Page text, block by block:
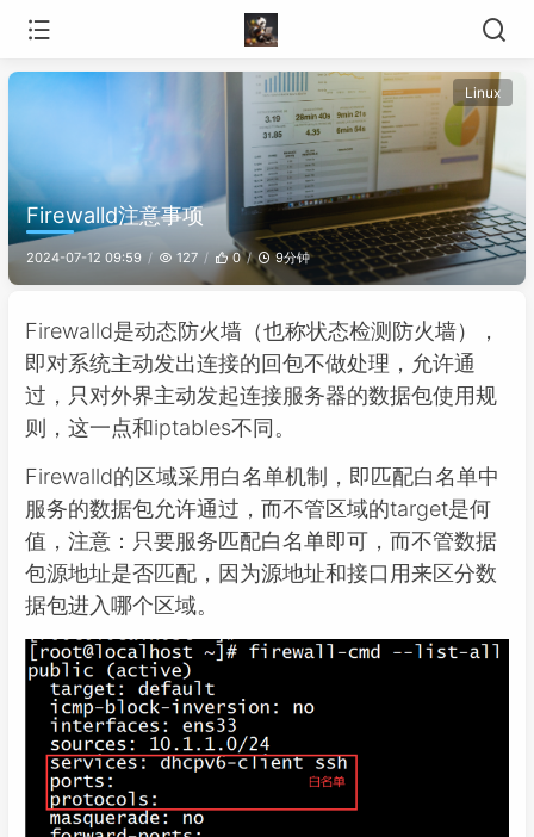
Linux
Firewalld注意事项
2024-07-12 09:59 127 0 9分钟
Firewalld是动态防火墙（也称状态检测防火墙），
即对系统主动发出连接的回包不做处理，允许通
过，只对外界主动发起连接服务器的数据包使用规
则，这一点和iptables不同。
Firewalld的区域采用白名单机制，即匹配白名单中
服务的数据包允许通过，而不管区域的target是何
值，注意：只要服务匹配白名单即可，而不管数据
包源地址是否匹配，因为源地址和接口用来区分数
据包进入哪个区域。